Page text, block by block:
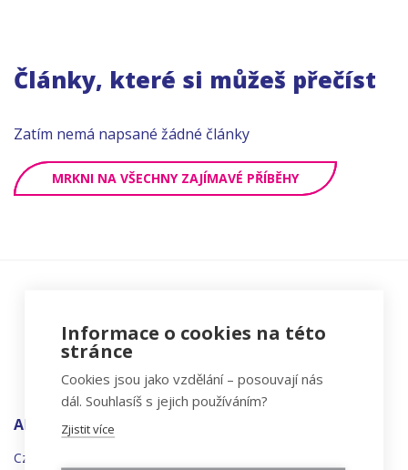
Články, které si můžeš přečíst
Zatím nemá napsané žádné články
MRKNI NA VŠECHNY ZAJÍMAVÉ PŘÍBĚHY
ADRESA
Czechitas, z.ú.
Informace o cookies na této
stránce
Cookies jsou jako vzdělání – posouvají nás
dál. Souhlasíš s jejich používáním?
Zjistit více